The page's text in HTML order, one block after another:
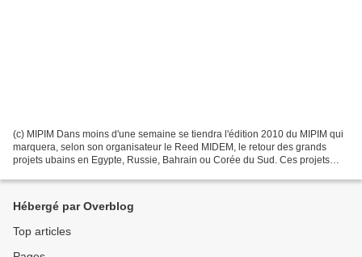
(c) MIPIM Dans moins d'une semaine se tiendra l'édition 2010 du MIPIM qui
marquera, selon son organisateur le Reed MIDEM, le retour des grands
projets ubains en Egypte, Russie, Bahrain ou Corée du Sud. Ces projets
Hébergé par Overblog
Top articles